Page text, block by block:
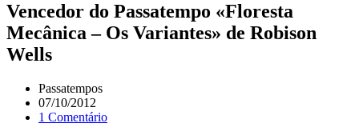
Vencedor do Passatempo «Floresta
Mecânica – Os Variantes» de Robison
Wells
Passatempos
07/10/2012
1 Comentário